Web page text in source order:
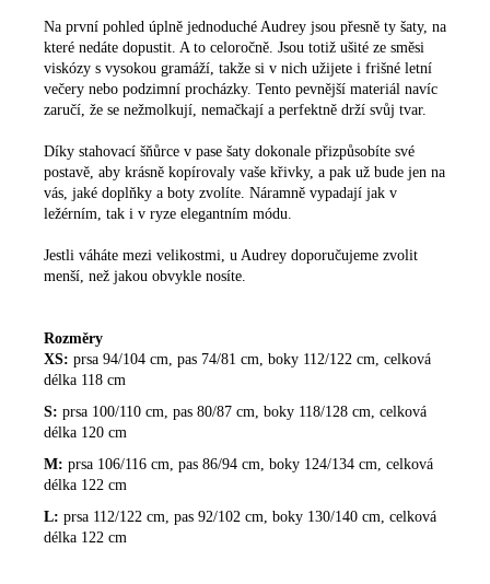
Na první pohled úplně jednoduché Audrey jsou přesně ty šaty, na
které nedáte dopustit. A to celoročně. Jsou totiž ušité ze směsi
viskózy s vysokou gramáží, takže si v nich užijete i frišné letní
večery nebo podzimní procházky. Tento pevnější materiál navíc
zaručí, že se nežmolkují, nemačkají a perfektně drží svůj tvar.
Díky stahovací šňůrce v pase šaty dokonale přizpůsobíte své
postavě, aby krásně kopírovaly vaše křivky, a pak už bude jen na
vás, jaké doplňky a boty zvolíte. Náramně vypadají jak v
ležérním, tak i v ryze elegantním módu.
Jestli váháte mezi velikostmi, u Audrey doporučujeme zvolit
menší, než jakou obvykle nosíte.
Rozměry
XS: prsa 94/104 cm, pas 74/81 cm, boky 112/122 cm, celková
délka 118 cm
S: prsa 100/110 cm, pas 80/87 cm, boky 118/128 cm, celková
délka 120 cm
M: prsa 106/116 cm, pas 86/94 cm, boky 124/134 cm, celková
délka 122 cm
L: prsa 112/122 cm, pas 92/102 cm, boky 130/140 cm, celková
délka 122 cm